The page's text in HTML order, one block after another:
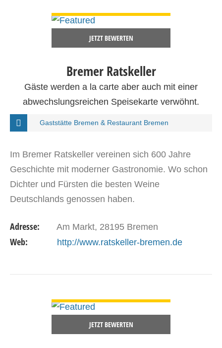
JETZT BEWERTEN
Bremer Ratskeller
Gäste werden a la carte aber auch mit einer
abwechslungsreichen Speisekarte verwöhnt.
Gaststätte Bremen & Restaurant Bremen
Im Bremer Ratskeller vereinen sich 600 Jahre
Geschichte mit moderner Gastronomie. Wo schon
Dichter und Fürsten die besten Weine
Deutschlands genossen haben.
Adresse: Am Markt, 28195 Bremen
Web: http://www.ratskeller-bremen.de
JETZT BEWERTEN